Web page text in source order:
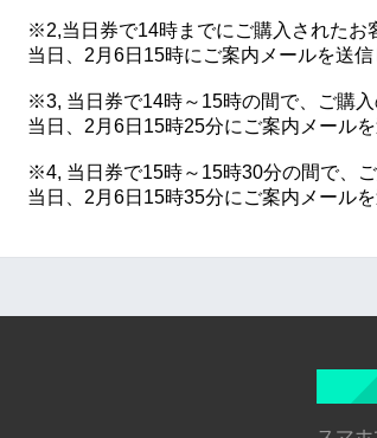
※2,当日券で14時までにご購入されたお
当日、2月6日15時にご案内メールを送信
※3, 当日券で14時～15時の間で、ご購
当日、2月6日15時25分にご案内メール
※4, 当日券で15時～15時30分の間で、
当日、2月6日15時35分にご案内メール